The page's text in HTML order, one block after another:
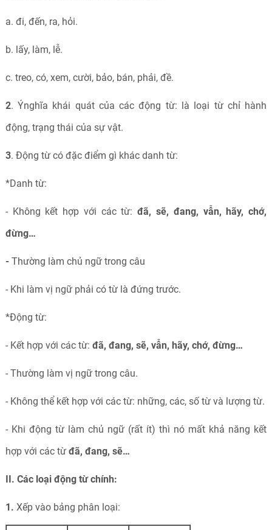
a. đi, đến, ra, hỏi.
b. lấy, làm, lễ.
c. treo, có, xem, cười, bảo, bán, phải, đề.
2. Ýnghĩa khái quát của các động từ: là loại từ chỉ hành
động, trạng thái của sự vật.
3. Động từ có đặc điểm gì khác danh từ:
*Danh từ:
- Không kết hợp với các từ:đã, sẽ, đang, vẫn, hãy, chớ,
đừng…
- Thường làm chủ ngữ trong câu
- Khi làm vị ngữ phải có từ là đứng trước.
*Động từ:
- Kết hợp với các từ: đã, đang, sẽ, vẫn, hãy, chớ, đừng…
- Thường làm vị ngữ trong câu.
- Không thể kết hợp với các từ: những, các, số từ và lượng từ.
- Khi động từ làm chủ ngữ (rất ít) thì nó mất khả năng kết
hợp với các từ đã, đang, sẽ…
II. Các loại động từ chính:
1. Xếp vào bảng phân loại: